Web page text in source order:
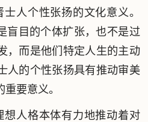
人个性张扬的文化意义。
盲目的个体扩张，也不是过
，而是他们特定人生的主动
人的个性张扬具有推动审美
要意义。
想人格本体有力地推动着对